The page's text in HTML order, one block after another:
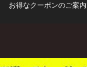
お得なクーポンのご案